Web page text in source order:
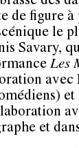
de figure à
le
Savary,
Les
avec
et
et